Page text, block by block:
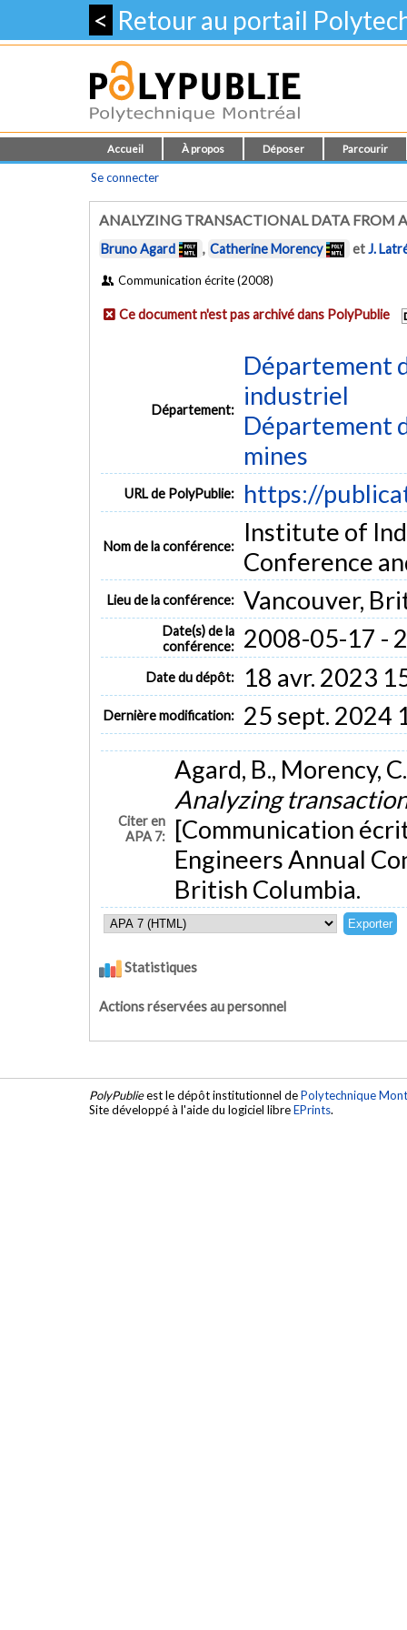
< Retour au portail
Accueil À propos Déposer Parcourir
Se connecter
ANALYZING TRANSACTIONAL DATA FROM
Bruno Agard , Catherine Morency etJ.
Communication écrite (2008)
Ce document n'est pas archivé dans PolyPublie
Département:
Département
industriel
Département
mines
URL de PolyPublie: https://
Nom de la conférence:
Institute of
Conference
Lieu de la conférence: Vancouver,
Date(s) de la
conférence:
2008-05-17 -
Date du dépôt: 18 avr. 2023
Dernière modification: 25 sept. 2024
Citer en
APA 7:
Agard, B., Morency,
Analyzing
[Communication
Engineers Annual
British Columbia.
Statistiques
Actions réservées au personnel
PolyPublieest le dépôt institutionnel dePolytechnique
Site développé à l'aide du logiciel libreEPrints.